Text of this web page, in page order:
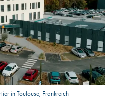
in Toulouse, Frankreich